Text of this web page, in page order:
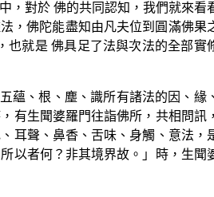
，對於 佛的共同認知，我們就來看
，佛陀能盡知由凡夫位到圓滿佛果
也就是 佛具足了法與次法的全部實
蘊、根、塵、識所有諸法的因、緣
有生聞婆羅門往詣佛所，共相問訊
耳聲、鼻香、舌味、身觸、意法，
以者何？非其境界故。」時，生聞